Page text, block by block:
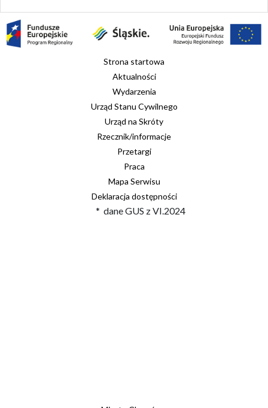
Strona startowa
Aktualności
Wydarzenia
Urząd Stanu Cywilnego
Urząd na Skróty
Rzecznik/informacje
Przetargi
Praca
Mapa Serwisu
Deklaracja dostępności
* dane GUS z VI.2024